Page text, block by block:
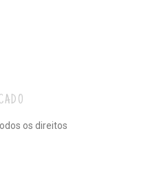
os direitos